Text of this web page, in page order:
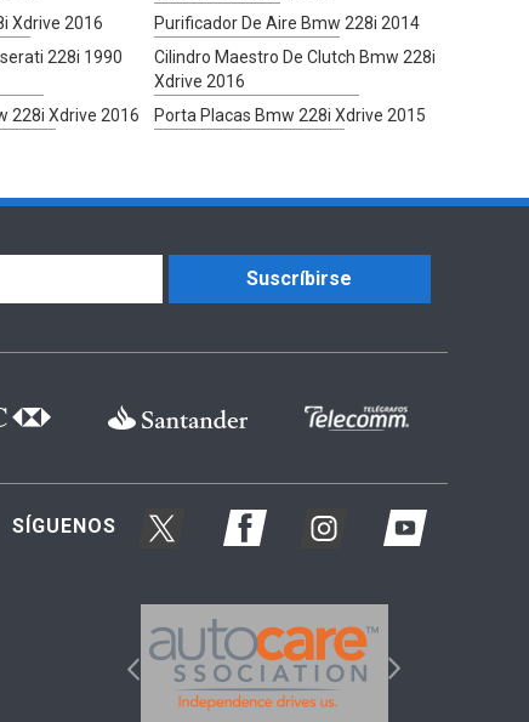
Xdrive 2016
Purificador De Aire Bmw 228i 2014
228i 1990
Cilindro Maestro De Clutch Bmw 228i
Xdrive 2016
228i Xdrive 2016 Porta Placas Bmw 228i Xdrive 2015
Suscríbirse
SÍGUENOS